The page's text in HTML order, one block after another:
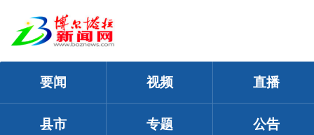
要闻 视频 直播
县市 专题 公告